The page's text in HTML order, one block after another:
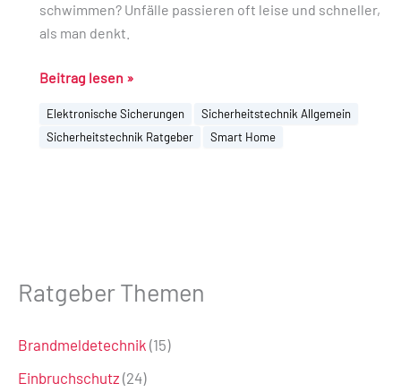
schwimmen? Unfälle passieren oft leise und schneller,
als man denkt.
Beitrag lesen »
Elektronische Sicherungen
Sicherheitstechnik Allgemein
Sicherheitstechnik Ratgeber
Smart Home
Ratgeber Themen
Brandmeldetechnik (15)
Einbruchschutz (24)